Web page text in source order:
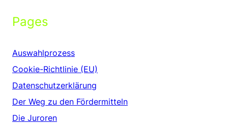
Pages
Auswahlprozess
Cookie-Richtlinie (EU)
Datenschutzerklärung
Der Weg zu den Fördermitteln
Die Juroren